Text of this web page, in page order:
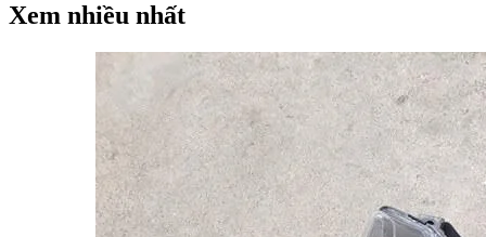
Xem nhiều nhất